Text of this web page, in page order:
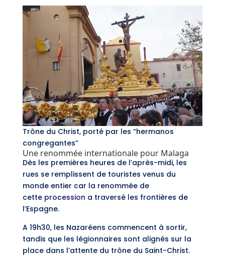
Trône du Christ, porté par les “hermanos
congregantes”
Une renommée internationale pour Malaga
Dès les premières heures de l’après-midi, les
rues se remplissent de touristes venus du
monde entier car la renommée de
cette procession a traversé les frontières de
l’Espagne.
A 19h30, les Nazaréens commencent à sortir,
tandis que les légionnaires sont alignés sur la
place dans l’attente du trône du Saint-Christ.